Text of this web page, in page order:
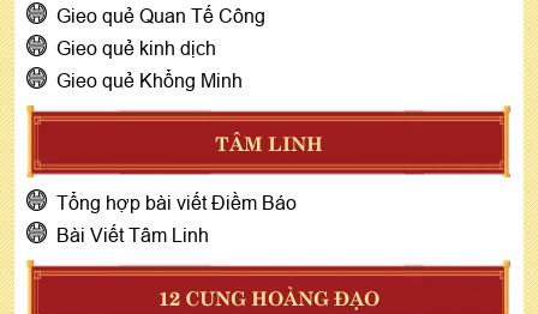
Gieo quẻ Quan Tế Công
Gieo quẻ kinh dịch
Gieo quẻ Khổng Minh
TÂM LINH
Tổng hợp bài viết Điềm Báo
Bài Viết Tâm Linh
12 CUNG HOÀNG ĐẠO